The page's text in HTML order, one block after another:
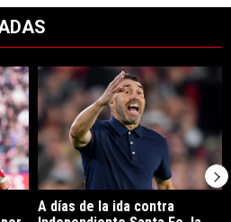
título "Rompe el mercado: River
Un artículo de tendencia con el
A días de la ida contra